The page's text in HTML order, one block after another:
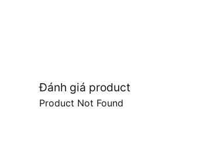
Đánh giá product
Product Not Found